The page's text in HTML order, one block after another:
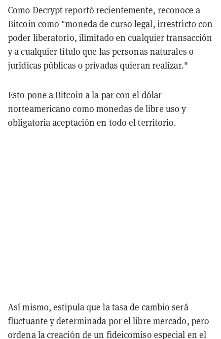
Como Decrypt reportó recientemente, reconoce a
Bitcoin como "moneda de curso legal, irrestricto con
poder liberatorio, ilimitado en cualquier transacción
y a cualquier título que las personas naturales o
jurídicas públicas o privadas quieran realizar."
Esto pone a Bitcoin a la par con el dólar
norteamericano como monedas de libre uso y
obligatoria aceptación en todo el territorio.
Así mismo, estipula que la tasa de cambio será
fluctuante y determinada por el libre mercado, pero
ordena la creación de un fideicomiso especial en el